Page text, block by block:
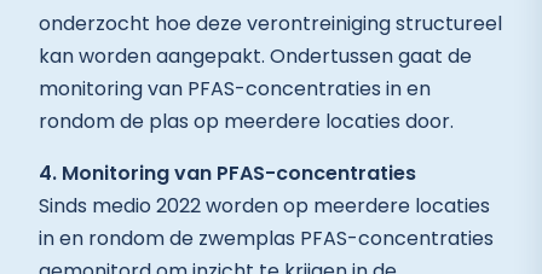
onderzocht hoe deze verontreiniging structureel
kan worden aangepakt. Ondertussen gaat de
monitoring van PFAS-concentraties in en
rondom de plas op meerdere locaties door.
4. Monitoring van PFAS-concentraties
Sinds medio 2022 worden op meerdere locaties
in en rondom de zwemplas PFAS-concentraties